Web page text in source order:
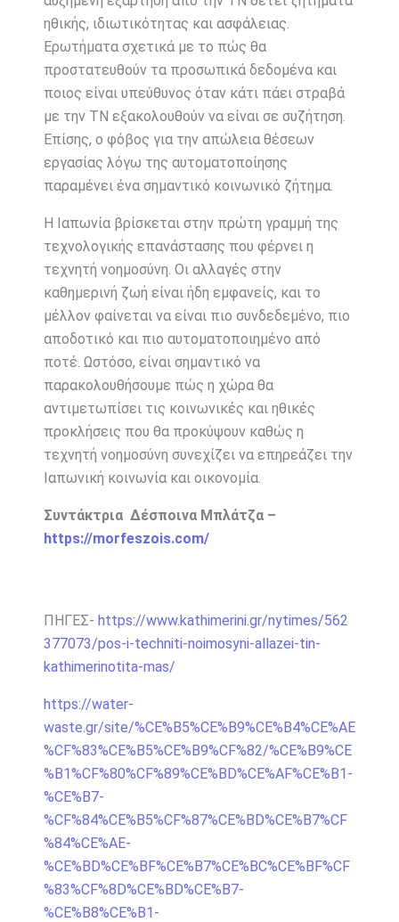
ηθικής, ιδιωτικότητας και ασφάλειας.
Ερωτήματα σχετικά με το πώς θα
προστατευθούν τα προσωπικά δεδομένα και
ποιος είναι υπεύθυνος όταν κάτι πάει στραβά
με την ΤΝ εξακολουθούν να είναι σε συζήτηση.
Επίσης, ο φόβος για την απώλεια θέσεων
εργασίας λόγω της αυτοματοποίησης
παραμένει ένα σημαντικό κοινωνικό ζήτημα.
Η Ιαπωνία βρίσκεται στην πρώτη γραμμή της
τεχνολογικής επανάστασης που φέρνει η
τεχνητή νοημοσύνη. Οι αλλαγές στην
καθημερινή ζωή είναι ήδη εμφανείς, και το
μέλλον φαίνεται να είναι πιο συνδεδεμένο, πιο
αποδοτικό και πιο αυτοματοποιημένο από
ποτέ. Ωστόσο, είναι σημαντικό να
παρακολουθήσουμε πώς η χώρα θα
αντιμετωπίσει τις κοινωνικές και ηθικές
προκλήσεις που θα προκύψουν καθώς η
τεχνητή νοημοσύνη συνεχίζει να επηρεάζει την
Ιαπωνική κοινωνία και οικονομία.
Συντάκτρια Δέσποινα Μπλάτζα –
https://morfeszois.com/
ΠΗΓΕΣ- https://www.kathimerini.gr/nytimes/562
377073/pos-i-techniti-noimosyni-allazei-tin-
kathimerinotita-mas/
https://water-
waste.gr/site/%CE%B5%CE%B9%CE%B4%CE%AE
%CF%83%CE%B5%CE%B9%CF%82/%CE%B9%CE
%B1%CF%80%CF%89%CE%BD%CE%AF%CE%B1-
%CE%B7-
%CF%84%CE%B5%CF%87%CE%BD%CE%B7%CF
%84%CE%AE-
%CE%BD%CE%BF%CE%B7%CE%BC%CE%BF%CF
%83%CF%8D%CE%BD%CE%B7-
%CE%B8%CE%B1-